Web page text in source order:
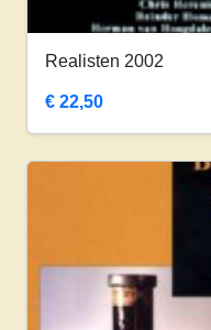
Realisten 2002
€ 22,50